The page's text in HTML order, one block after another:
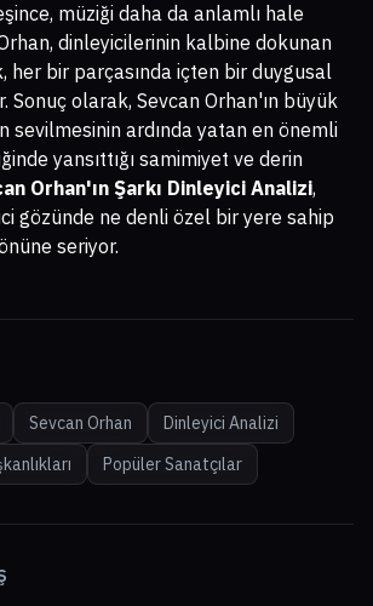
müziği daha da anlamlı hale
dinleyicilerinin kalbine dokunan
her bir parçasında içten bir duygusal
Sonuç olarak, Sevcan Orhan'ın büyük
sevilmesinin ardında yatan en önemli
yansıttığı samimiyet ve derin
Orhan'ın Şarkı Dinleyici Analizi,
gözünde ne denli özel bir yere sahip
seriyor.
Sevcan Orhan
Dinleyici Analizi
Popüler Sanatçılar